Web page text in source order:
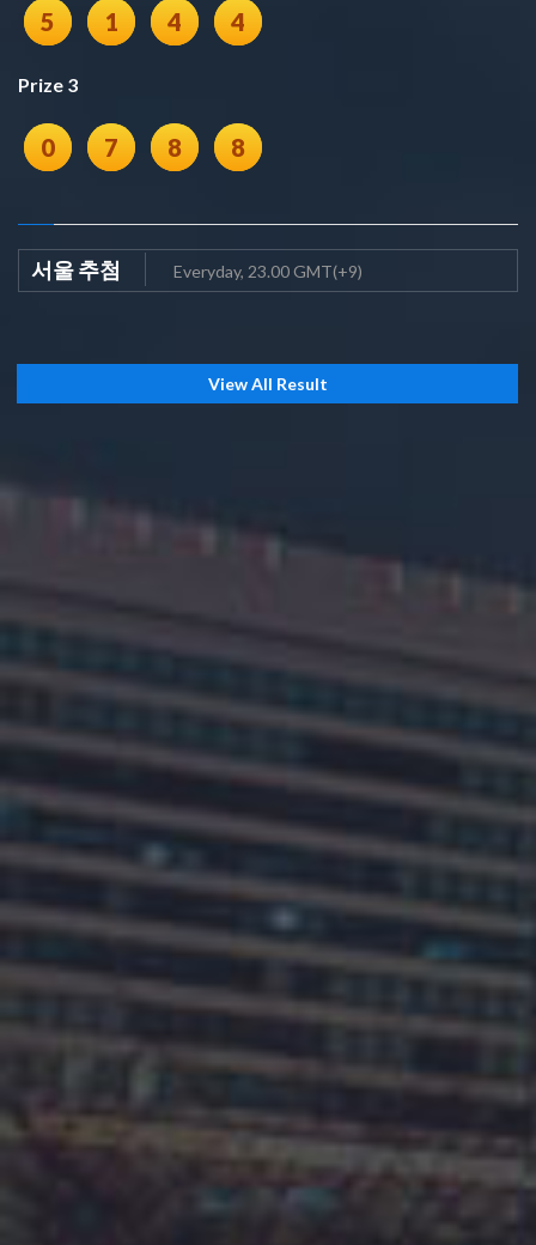
5 1 4 4
Prize 3
0 7 8 8
서울 추첨 Everyday, 23.00 GMT(+9)
View All Result